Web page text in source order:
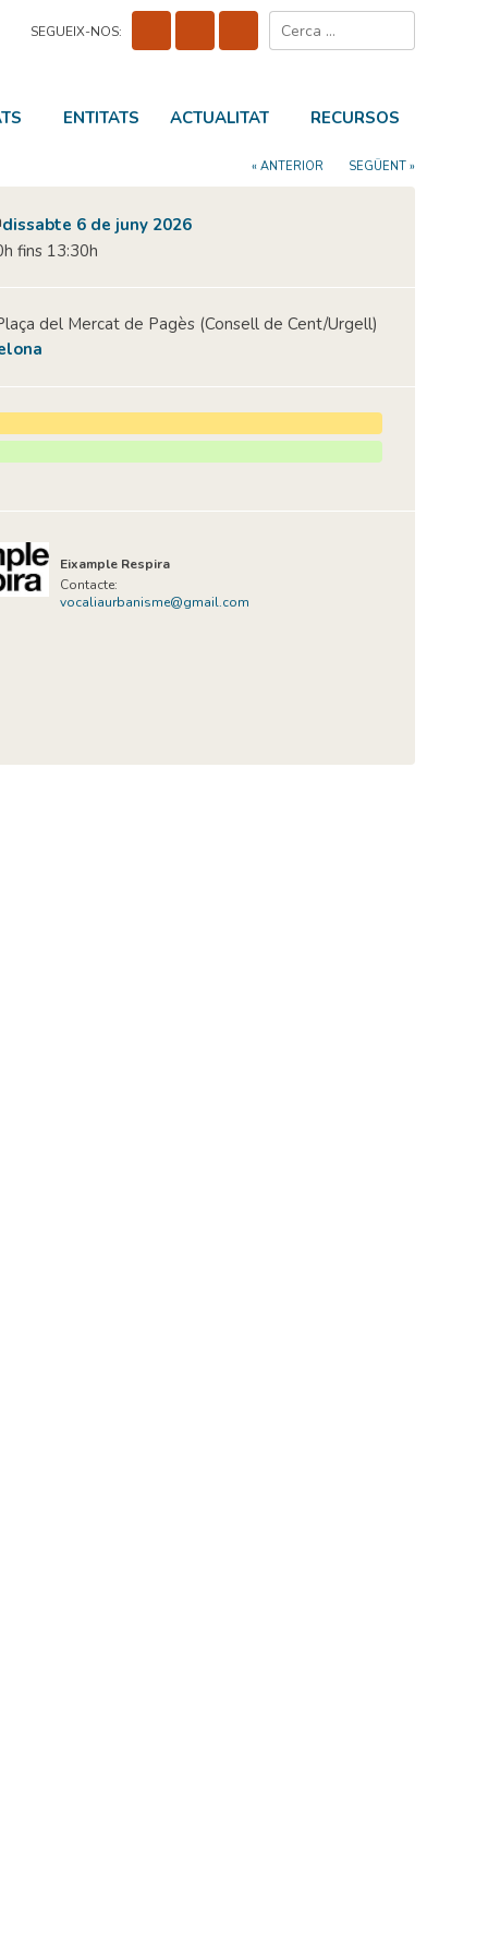
SEGUEIX-NOS:
ENTITATS ACTUALITAT RECURSOS
« ANTERIOR SEGÜENT »
dissabte 6 de juny 2026
fins 13:30h
del Mercat de Pagès (Consell de Cent/Urgell)
Eixample Respira
Contacte:
vocaliaurbanisme@gmail.com